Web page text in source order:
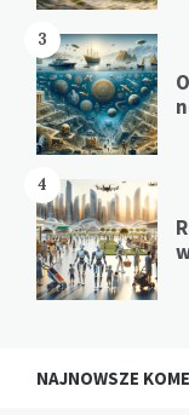
3
4
NAJNOWSZE